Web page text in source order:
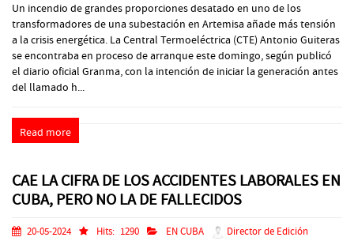
Un incendio de grandes proporciones desatado en uno de los
transformadores de una subestación en Artemisa añade más tensión
a la crisis energética. La Central Termoeléctrica (CTE) Antonio Guiteras
se encontraba en proceso de arranque este domingo, según publicó
el diario oficial Granma, con la intención de iniciar la generación antes
del llamado h...
Read more
CAE LA CIFRA DE LOS ACCIDENTES LABORALES EN
CUBA, PERO NO LA DE FALLECIDOS
20-05-2024 Hits: 1290 EN CUBA Director de Edición